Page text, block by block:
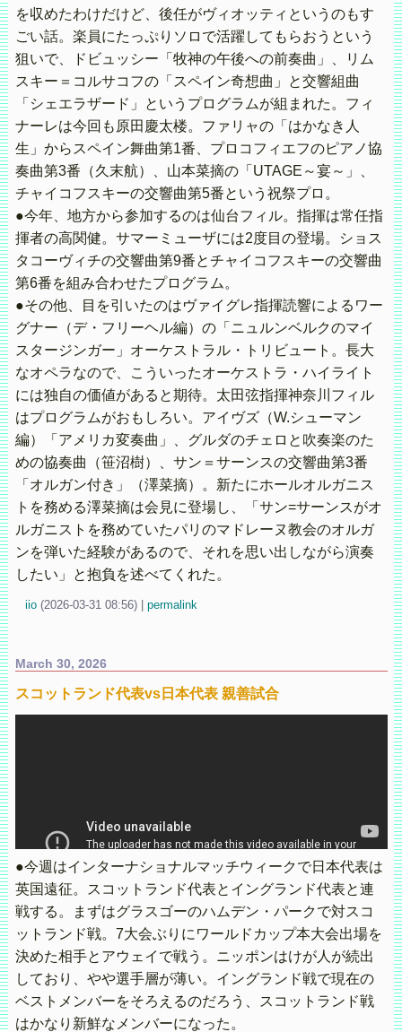
を収めたわけだけど、後任がヴィオッティというのもす
ごい話。楽員にたっぷりソロで活躍してもらおうという
狙いで、ドビュッシー「牧神の午後への前奏曲」、リム
スキー＝コルサコフの「スペイン奇想曲」と交響組曲
「シェエラザード」というプログラムが組まれた。フィ
ナーレは今回も原田慶太楼。ファリャの「はかなき人
生」からスペイン舞曲第1番、プロコフィエフのピアノ協
奏曲第3番（久末航）、山本菜摘の「UTAGE～宴～」、
チャイコフスキーの交響曲第5番という祝祭プロ。
●今年、地方から参加するのは仙台フィル。指揮は常任指
揮者の高関健。サマーミューザには2度目の登場。ショス
タコーヴィチの交響曲第9番とチャイコフスキーの交響曲
第6番を組み合わせたプログラム。
●その他、目を引いたのはヴァイグレ指揮読響によるワー
グナー（デ・フリーヘル編）の「ニュルンベルクのマイ
スタージンガー」オーケストラル・トリビュート。長大
なオペラなので、こういったオーケストラ・ハイライト
には独自の価値があると期待。太田弦指揮神奈川フィル
はプログラムがおもしろい。アイヴズ（W.シューマン
編）「アメリカ変奏曲」、グルダのチェロと吹奏楽のた
めの協奏曲（笹沼樹）、サン＝サーンスの交響曲第3番
「オルガン付き」（澤菜摘）。新たにホールオルガニス
トを務める澤菜摘は会見に登場し、「サン=サーンスがオ
ルガニストを務めていたパリのマドレーヌ教会のオルガ
ンを弾いた経験があるので、それを思い出しながら演奏
したい」と抱負を述べてくれた。
iio (2026-03-31 08:56) permalink
March 30, 2026
スコットランド代表vs日本代表 親善試合
●今週はインターナショナルマッチウィークで日本代表は
英国遠征。スコットランド代表とイングランド代表と連
戦する。まずはグラスゴーのハムデン・パークで対スコ
ットランド戦。7大会ぶりにワールドカップ本大会出場を
決めた相手とアウェイで戦う。ニッポンはけが人が続出
しており、やや選手層が薄い。イングランド戦で現在の
ベストメンバーをそろえるのだろう、スコットランド戦
はかなり新鮮なメンバーになった。